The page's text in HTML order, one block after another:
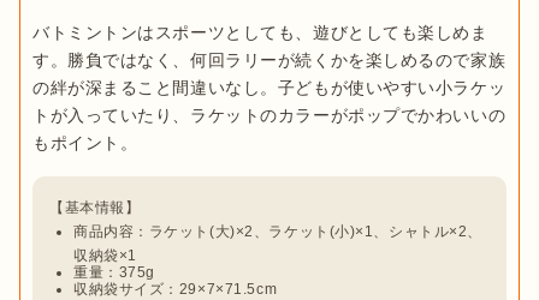
バトミントンはスポーツとしても、遊びとしても楽しめま
す。勝負ではなく、何回ラリーが続くかを楽しめるので家族
の絆が深まること間違いなし。子どもが使いやすい小ラケッ
トが入っていたり、ラケットのカラーがポップでかわいいの
商品内容：ラケット(大)×2、ラケット(小)×1、シャトル×2、
収納袋×1
重量：375g
収納袋サイズ：29×7×71.5cm